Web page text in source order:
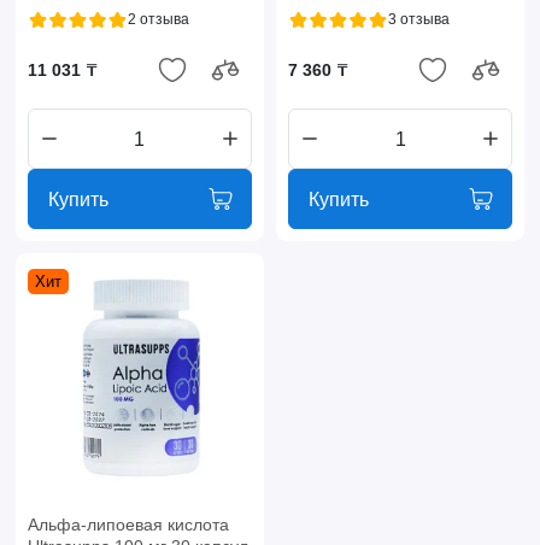
2 отзыва
11 031 ₸
Купить
3 отзыва
7 360 ₸
Купить
Хит
Альфа-липоевая кислота